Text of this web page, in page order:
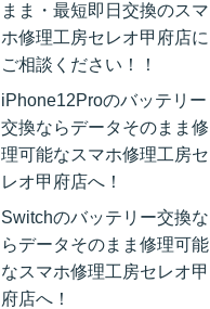
まま・最短即日交換のスマ
ホ修理工房セレオ甲府店に
ご相談ください！！
iPhone12Proのバッテリー
交換ならデータそのまま修
理可能なスマホ修理工房セ
レオ甲府店へ！
Switchのバッテリー交換な
らデータそのまま修理可能
なスマホ修理工房セレオ甲
府店へ！